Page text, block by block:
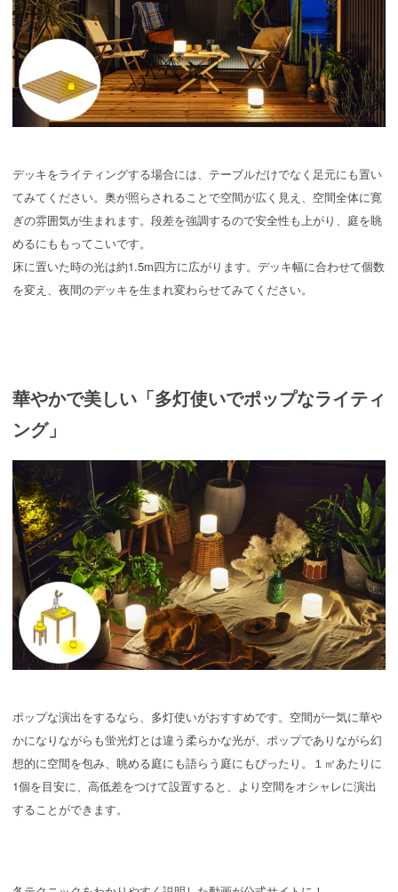
デッキをライティングする場合には、テーブルだけでなく足元にも置い
てみてください。奥が照らされることで空間が広く見え、空間全体に寛
ぎの雰囲気が生まれます。段差を強調するので安全性も上がり、庭を眺
めるにももってこいです。
床に置いた時の光は約1.5m四方に広がります。デッキ幅に合わせて個数
を変え、夜間のデッキを生まれ変わらせてみてください。
華やかで美しい「多灯使いでポップなライティ
ング」
ポップな演出をするなら、多灯使いがおすすめです。空間が一気に華や
かになりながらも蛍光灯とは違う柔らかな光が、ポップでありながら幻
想的に空間を包み、眺める庭にも語らう庭にもぴったり。１㎡あたりに
1個を目安に、高低差をつけて設置すると、より空間をオシャレに演出
することができます。